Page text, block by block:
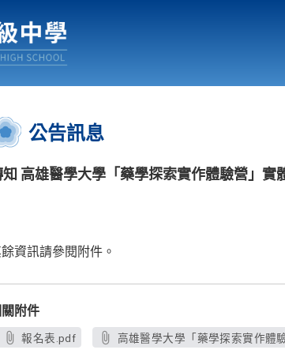
公告訊息
知 高雄醫學大學「藥學探索實作體驗營」實
資訊請參閱附件。
附件
報名表.pdf 高雄醫學大學「藥學探索實作體